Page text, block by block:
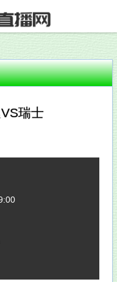
瑞士